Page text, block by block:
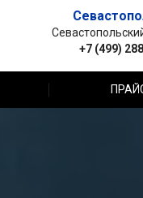
+7 (499)